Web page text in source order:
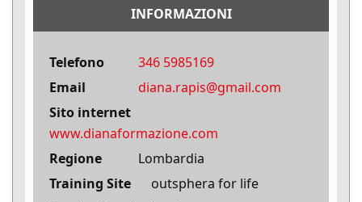
INFORMAZIONI
Telefono
346 5985169
Email
diana.rapis@gmail.com
Sito internet
www.dianaformazione.com
Regione
Lombardia
Training Site
outsphera for life